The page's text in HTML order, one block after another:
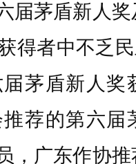
茅盾新人奖
得者中不乏
茅盾新人奖
荐的第六
，广东作协